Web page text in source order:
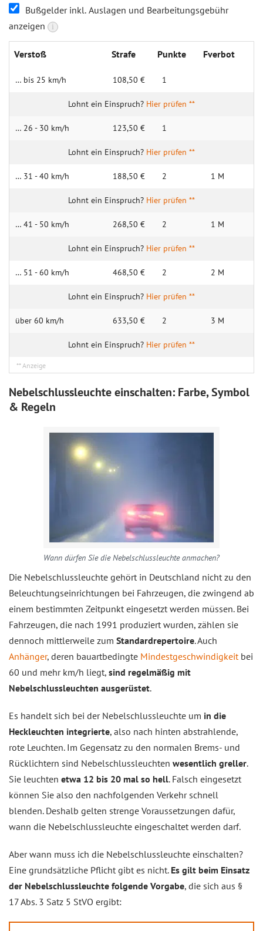
Bußgelder inkl. Auslagen und Bearbeitungsgebühr
anzeigen
i
Verstoß Strafe Punkte Fverbot
… bis 25 km/h 108,50 € 1
Hier prüfen **
… 26 - 30 km/h 123,50 € 1
Hier prüfen **
… 31 - 40 km/h 188,50 € 2 1 M
Hier prüfen **
… 41 - 50 km/h 268,50 € 2 1 M
Hier prüfen **
… 51 - 60 km/h 468,50 € 2 2 M
Hier prüfen **
über 60 km/h 633,50 € 2 3 M
Hier prüfen **
Nebelschlussleuchte einschalten: Farbe, Symbol
& Regeln
Wann dürfen Sie die Nebelschlussleuchte anmachen?
Die Nebelschlussleuchte gehört in Deutschland nicht zu den
Beleuchtungseinrichtungen bei Fahrzeugen, die zwingend ab
einem bestimmten Zeitpunkt eingesetzt werden müssen. Bei
Fahrzeugen, die nach 1991 produziert wurden, zählen sie
dennoch mittlerweile zum Standardrepertoire. Auch
Anhänger, deren bauartbedingte Mindestgeschwindigkeitbei
60 und mehr km/h liegt, sind regelmäßig mit
Nebelschlussleuchten ausgerüstet.
Es handelt sich bei der Nebelschlussleuchte um in die
Heckleuchten integrierte, also nach hinten abstrahlende,
rote Leuchten. Im Gegensatz zu den normalen Brems- und
Rücklichtern sind Nebelschlussleuchten wesentlich greller.
Sie leuchten etwa 12 bis 20 mal so hell. Falsch eingesetzt
können Sie also den nachfolgenden Verkehr schnell
blenden. Deshalb gelten strenge Voraussetzungen dafür,
wann die Nebelschlussleuchte eingeschaltet werden darf.
Aber wann muss ich die Nebelschlussleuchte einschalten?
Eine grundsätzliche Pflicht gibt es nicht. Es gilt beim Einsatz
der Nebelschlussleuchte folgende Vorgabe, die sich aus §
17 Abs. 3 Satz 5 StVO ergibt: